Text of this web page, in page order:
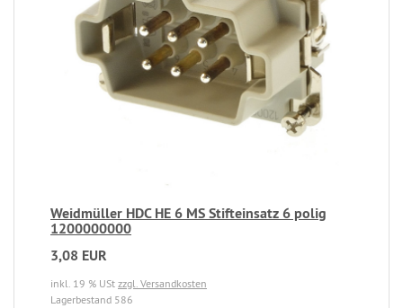
Weidmüller HDC HE 6 MS Stifteinsatz 6 polig
1200000000
3,08 EUR
inkl. 19 % USt zzgl. Versandkosten
Lagerbestand 586